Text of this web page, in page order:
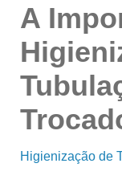
A
Higienização de